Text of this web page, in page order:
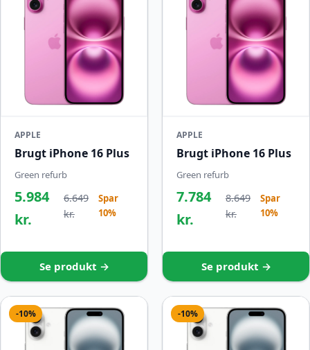
APPLE
Brugt iPhone 16 Plus
Green refurb
5.984
kr.
6.649
kr.
Spar
10%
Se produkt →
APPLE
Brugt iPhone 16 Plus
Green refurb
7.784
kr.
8.649
kr.
Spar
10%
Se produkt →
-10% -10%